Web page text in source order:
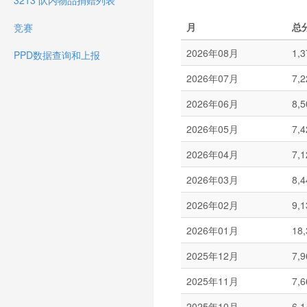
竞赛
PPD数据查询和上报
月
总
2026年08月
2026年07月
2026年06月
2026年05月
2026年04月
2026年03月
2026年02月
2026年01月
2025年12月
2025年11月